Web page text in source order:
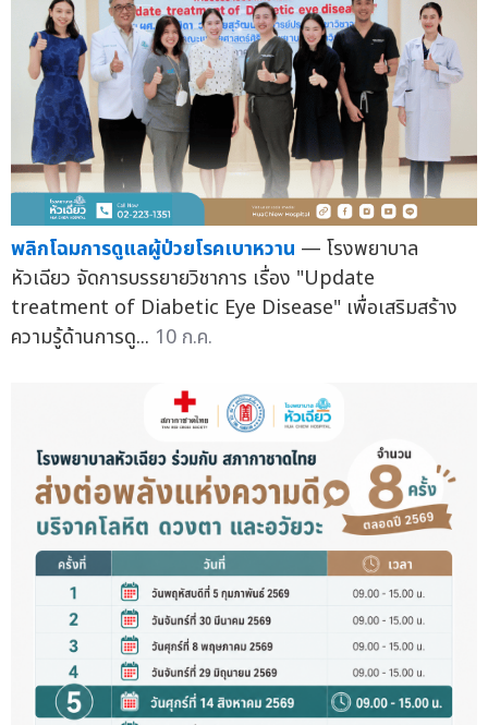
พลิกโฉมการดูแลผู้ป่วยโรคเบาหวาน — โรงพยาบาล
หัวเฉียว จัดการบรรยายวิชาการ เรื่อง "Update
treatment of Diabetic Eye Disease" เพื่อเสริมสร้าง
ความรู้ด้านการดู... 10 ก.ค.